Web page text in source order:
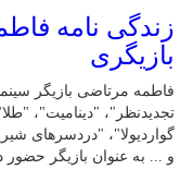
زندگی نامه
بازیگری
فاطمه مرتاضی بازیگر
تجدیدنظر"، "دینامیت"،
و ... به عنوان بازیگر